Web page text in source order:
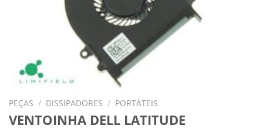
PEÇAS / DISSIPADORES / PORTÁTEIS
VENTOINHA DELL LATITUDE